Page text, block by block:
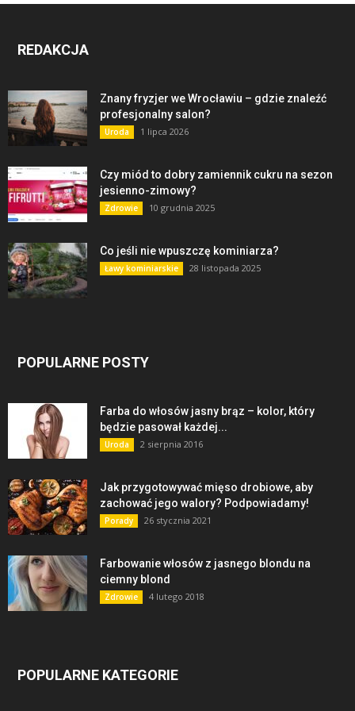
REDAKCJA
Znany fryzjer we Wrocławiu – gdzie znaleźć
profesjonalny salon?
Uroda 1 lipca 2026
Czy miód to dobry zamiennik cukru na sezon
jesienno-zimowy?
Zdrowie 10 grudnia 2025
Co jeśli nie wpuszczę kominiarza?
Ławy kominiarskie 28 listopada 2025
POPULARNE POSTY
Farba do włosów jasny brąz – kolor, który
będzie pasował każdej...
Uroda 2 sierpnia 2016
Jak przygotowywać mięso drobiowe, aby
zachować jego walory? Podpowiadamy!
Porady 26 stycznia 2021
Farbowanie włosów z jasnego blondu na
ciemny blond
Zdrowie 4 lutego 2018
POPULARNE KATEGORIE